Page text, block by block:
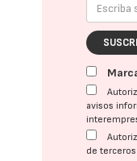
avisos
de